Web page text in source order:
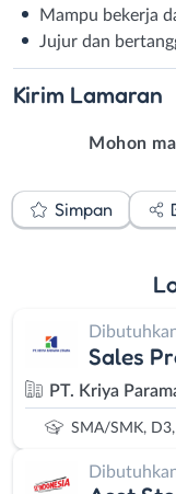
Mampu bekerja
Jujur dan
Kirim Lamaran
Mohon
Simpan
Sales
PT. Kriya
SMA/SMK, D3,